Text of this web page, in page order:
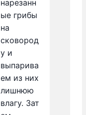
нарезанн
ые грибы
на
сковород
у и
выпарива
ем из них
лишнюю
влагу. Зат